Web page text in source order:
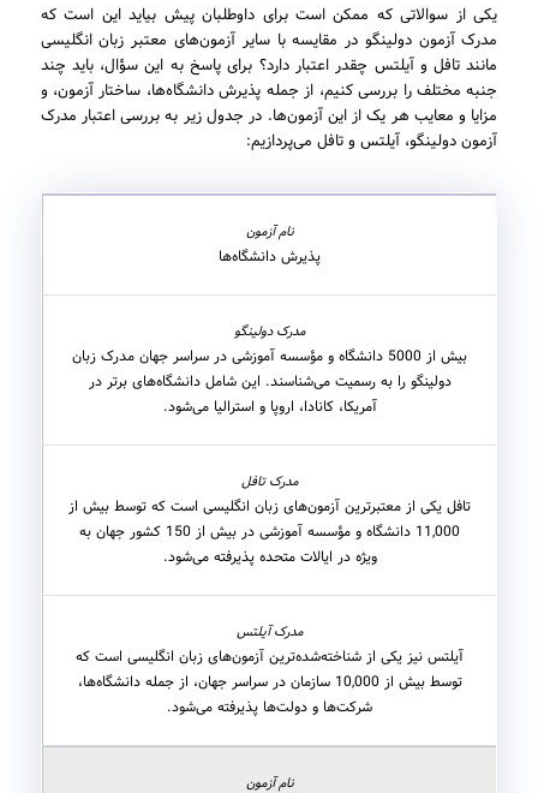
یکی از سوالاتی که ممکن است برای داوطلبان پیش بیاید این است که
مدرک آزمون دولینگو در مقایسه با سایر آزمون‌های معتبر زبان انگلیسی
مانند تافل و آیلتس چقدر اعتبار دارد؟ برای پاسخ به این سؤال، باید چند
جنبه مختلف را بررسی کنیم، از جمله پذیرش دانشگاه‌ها، ساختار آزمون، و
مزایا و معایب هر یک از این آزمون‌ها. در جدول زیر به بررسی اعتبار مدرک
آزمون دولینگو، آیلتس و تافل می‌پردازیم:
پذیرش دانشگاه‌ها
بیش از 5000 دانشگاه و مؤسسه آموزشی در سراسر جهان مدرک زبان
دولینگو را به رسمیت می‌شناسند. این شامل دانشگاه‌های برتر در
آمریکا، کانادا، اروپا و استرالیا می‌شود.
تافل یکی از معتبرترین آزمون‌های زبان انگلیسی است که توسط بیش از
11,000 دانشگاه و مؤسسه آموزشی در بیش از 150 کشور جهان به
ویژه در ایالات متحده پذیرفته می‌شود.
آیلتس نیز یکی از شناخته‌شده‌ترین آزمون‌های زبان انگلیسی است که
توسط بیش از 10,000 سازمان در سراسر جهان، از جمله دانشگاه‌ها،
شرکت‌ها و دولت‌ها پذیرفته می‌شود.